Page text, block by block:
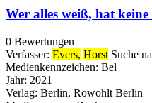
Wer alles weiß, hat
0 Bewertungen
Verfasser: Evers, Horst Suche
Medienkennzeichen: Bel
Jahr: 2021
Verlag: Berlin, Rowohlt Berlin